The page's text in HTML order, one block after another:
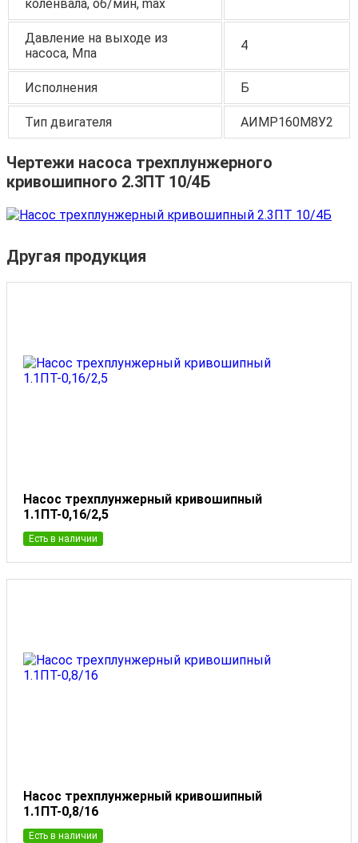
коленвала, об/мин, max
Давление на выходе из
насоса, Мпа
4
Исполнения Б
Тип двигателя АИМР160М8У2
Чертежи насоса трехплунжерного
кривошипного 2.3ПТ 10/4Б
Другая продукция
Насос трехплунжерный кривошипный
1.1ПТ-0,16/2,5
Есть в наличии
Насос трехплунжерный кривошипный
1.1ПТ-0,8/16
Есть в наличии